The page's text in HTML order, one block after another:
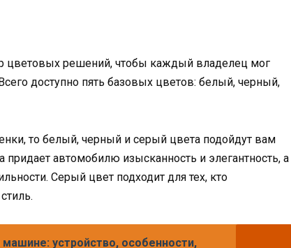
цветовых решений, чтобы каждый владелец мог
доступно пять базовых цветов: белый, черный,
то белый, черный и серый цвета подойдут вам
автомобилю изысканность и элегантность, а
Серый цвет подходит для тех, кто
устройство, особенности,